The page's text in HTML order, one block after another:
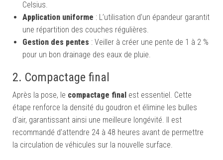
Celsius.
Application uniforme : L’utilisation d’un épandeur garantit
une répartition des couches régulières.
Gestion des pentes : Veiller à créer une pente de 1 à 2 %
pour un bon drainage des eaux de pluie.
2. Compactage final
Après la pose, le compactage final est essentiel. Cette
étape renforce la densité du goudron et élimine les bulles
d’air, garantissant ainsi une meilleure longévité. Il est
recommandé d’attendre 24 à 48 heures avant de permettre
la circulation de véhicules sur la nouvelle surface.